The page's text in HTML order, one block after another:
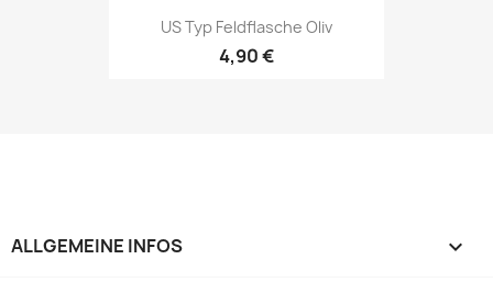
US Typ Feldflasche Oliv
4,90 €
ALLGEMEINE INFOS 